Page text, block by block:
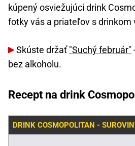
kúpený osviežujúci drink
fotky vás a priateľov s drinkom
Skúste držať"Suchý február"
bez alkoholu.
Recept na drink
DRINK COSMOPOLITAN -